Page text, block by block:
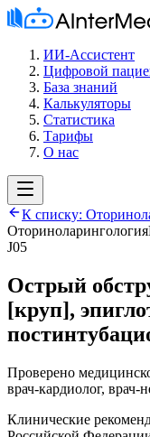
ИИ-Ассистент
Цифровой
База знаний
Калькуляторы
Статистика
Тарифы
О нас
К списку:
Оториноларингология
J05
Острый
[круп],
Проверено
врач-кардиолог, врач-
Клинические